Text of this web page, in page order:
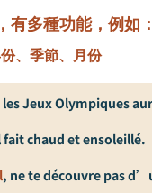
有多種功能，例如：
、季節、月份
les Jeux Olympiques
fait chaud et ensoleillé.
, ne te découvre pas